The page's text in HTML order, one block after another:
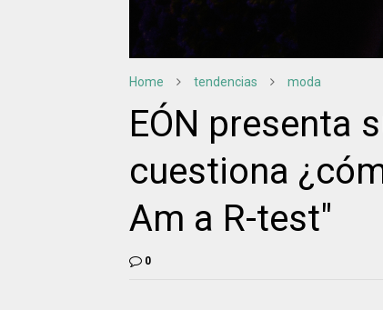
Home tendencias moda
EÓN presenta
cuestiona
Am a R-test"
0